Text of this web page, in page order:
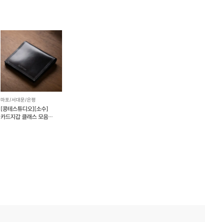
마포/서대문/은평
[콩테스튜디오][소수]
카드지갑 클래스 모음